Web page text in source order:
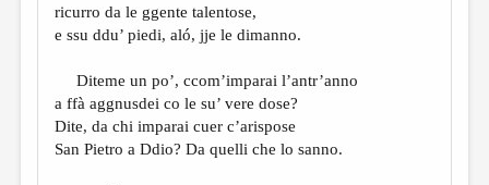
ricurro da le ggente talentose,
e ssu ddu’ piedi, aló, jje le dimanno.
Diteme un po’, ccom’imparai l’antr’anno
a ffà aggnusdei co le su’ vere dose?
Dite, da chi imparai cuer c’arispose
San Pietro a Ddio? Da quelli che lo sanno.